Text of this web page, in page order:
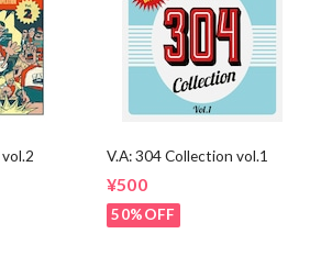
V.A: 304 Collection vol.1
¥500
50%OFF